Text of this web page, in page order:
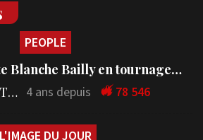
PEOPLE
Blanche Bailly en tournage…
LA REDACTION 4 ans depuis 78 546
L'IMAGE DU JOUR